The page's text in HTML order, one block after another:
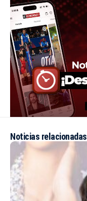
Noticias relacionadas